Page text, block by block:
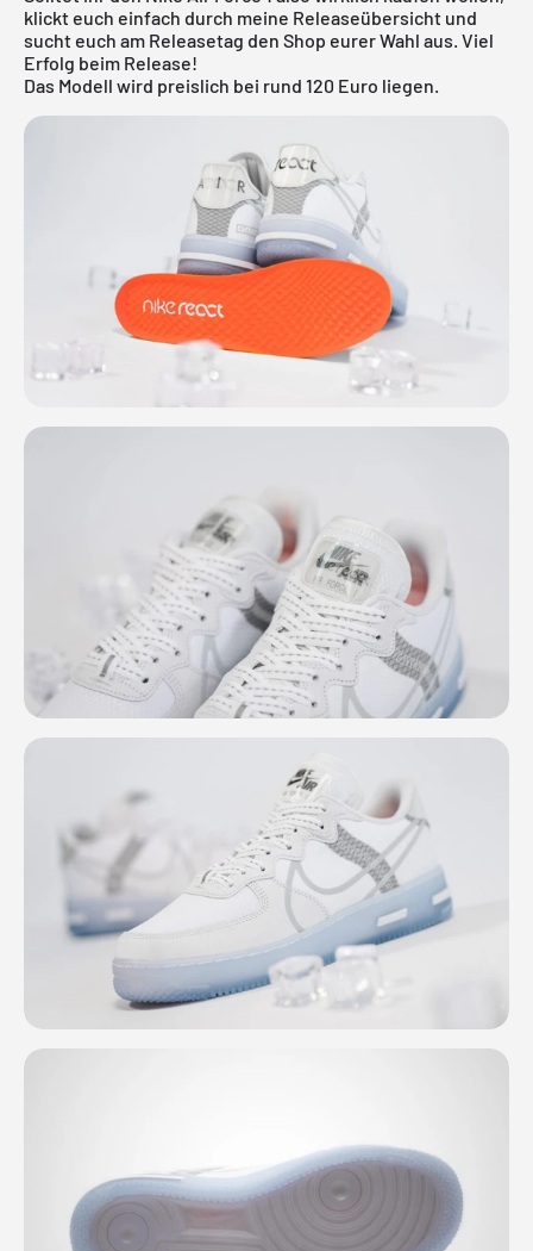
klickt euch einfach durch meine Releaseübersicht und
sucht euch am Releasetag den Shop eurer Wahl aus. Viel
Erfolg beim Release!
Das Modell wird preislich bei rund 120 Euro liegen.